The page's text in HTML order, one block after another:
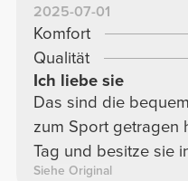
2025-07-01
Komfort
Qualität
Ich liebe sie
Das sind die
zum Sport getragen
Tag und besitze sie
Siehe Original